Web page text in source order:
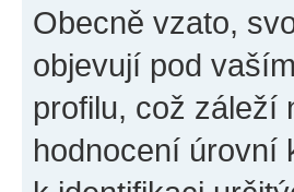
Obecně vzato,
objevují pod
profilu, což záleží
hodnocení úrovní